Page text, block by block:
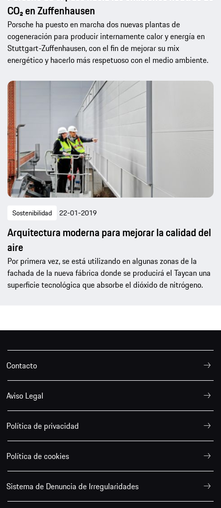
CO₂ en Zuffenhausen
Porsche ha puesto en marcha dos nuevas plantas de
cogeneración para producir internamente calor y energía en
Stuttgart-Zuffenhausen, con el fin de mejorar su mix
energético y hacerlo más respetuoso con el medio ambiente.
Sostenibilidad 22-01-2019
Arquitectura moderna para mejorar la calidad del
aire
Por primera vez, se está utilizando en algunas zonas de la
fachada de la nueva fábrica donde se producirá el Taycan una
superficie tecnológica que absorbe el dióxido de nitrógeno.
Contacto
Aviso Legal
Política de privacidad
Política de cookies
Sistema de Denuncia de Irregularidades